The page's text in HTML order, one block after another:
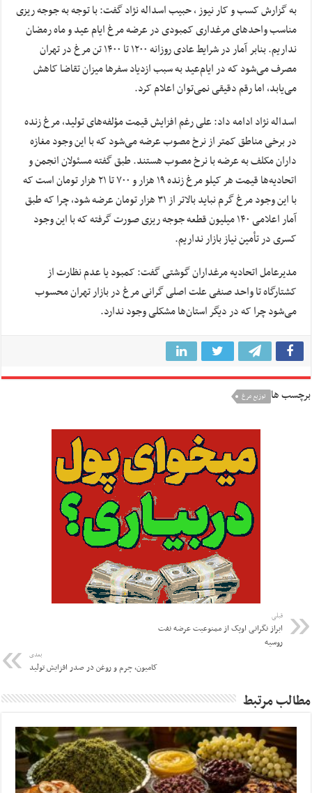
به گزارش کسب و کار نیوز ، حبیب اسداله نژاد گفت: با توجه به جوجه ریزی
مناسب واحدهای مرغداری کمبودی در عرضه مرغ ایام عید و ماه رمضان
نداریم. بنابر آمار در شرایط عادی روزانه ۱۲۰۰ تا ۱۴۰۰ تن مرغ در تهران
مصرف می‌شود که در ایام‌عید به سبب ازدیاد سفرها میزان تقاضا کاهش
می‌یابد، اما رقم دقیقی نمی‌توان اعلام کرد.
اسداله نژاد ادامه داد: علی رغم افزایش قیمت مؤلفه‌های تولید، مرغ زنده
در برخی مناطق کمتر از نرخ مصوب عرضه می‌شود که با این وجود مغازه
داران مکلف به عرضه با نرخ مصوب هستند. طبق گفته مسئولان انجمن و
اتحادیه‌ها قیمت هر کیلو مرغ زنده ۱۹ هزار و ۷۰۰ تا ۲۱ هزار تومان است که
با این وجود مرغ گرم نباید بالاتر از ۳۱ هزار تومان عرضه شود، چرا که طبق
آمار اعلامی ۱۴۰ میلیون قطعه جوجه ریزی صورت گرفته که با این وجود
کسری در تأمین نیاز بازار نداریم‌.
مدیرعامل اتحادیه مرغداران گوشتی گفت: کمبود یا عدم نظارت از
کشتارگاه تا واحد صنفی علت اصلی گرانی مرغ در بازار تهران محسوب
می‌شود چرا که در دیگر استان‌ها مشکلی وجود ندارد.
برچسب ها توزیع مرغ
قبلی
ابراز نگرانی اوپک از ممنوعیت عرضه نفت
روسیه
بعدی
کامیون، چرم و روغن در صدر افزایش تولید
مطالب مرتبط